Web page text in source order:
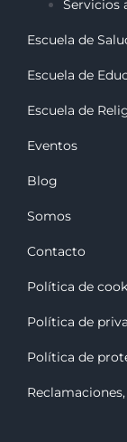
Servicios
Escuela de
Escuela de
Escuela de
Eventos
Blog
Somos
Contacto
Política de
Política de
Política de